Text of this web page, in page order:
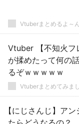
Vtuberまとめるよ～
Vtuber 【不知火フ
が揉めたって何の
るぞｗｗｗｗｗ
Vtuberまとめてみま
【にじさんじ】ア